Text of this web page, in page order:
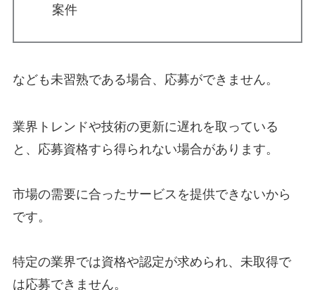
案件
なども 未習熟である場合、応募ができません。
業界トレンドや技術の更新に遅れを取っている
と、応募資格すら得られない場合があります。
市場の需要に合ったサービスを提供できないから
です。
特定の業界では資格や認定が求められ、未取得で
は応募できません。